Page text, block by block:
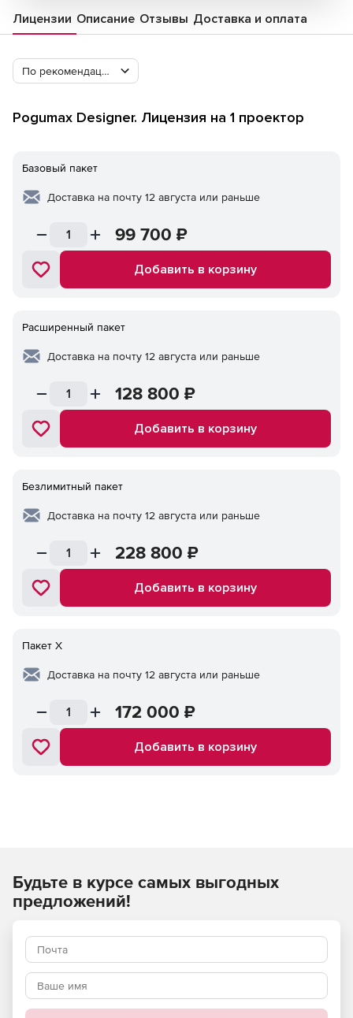
Лицензии Описание Отзывы Доставка и оплата
По рекомендации Softline
Pogumax Designer. Лицензия на 1 проектор
Базовый пакет
Доставка на почту 12 августа или раньше
99 700 ₽
Добавить в корзину
Расширенный пакет
Доставка на почту 12 августа или раньше
128 800 ₽
Добавить в корзину
Безлимитный пакет
Доставка на почту 12 августа или раньше
228 800 ₽
Добавить в корзину
Пакет X
Доставка на почту 12 августа или раньше
172 000 ₽
Добавить в корзину
Будьте в курсе самых выгодных
предложений!